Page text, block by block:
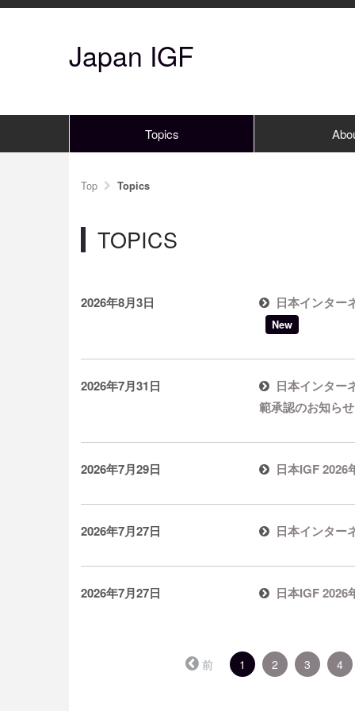
Japan IGF
Topics
Top Topics
TOPICS
2026年8月3日 日本インター
New
2026年7月31日
日本インター
範承認のお知ら
2026年7月29日 日本IGF 2026
2026年7月27日 日本インター
2026年7月27日 日本IGF 2026
前 1 （こ
の
2 3 4